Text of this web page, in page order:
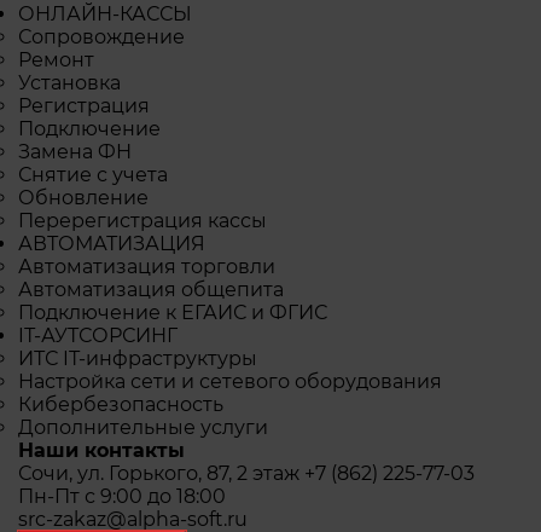
ОНЛАЙН-КАССЫ
Сопровождение
Ремонт
Установка
Регистрация
Подключение
Замена ФН
Снятие с учета
Обновление
Перерегистрация кассы
АВТОМАТИЗАЦИЯ
Автоматизация торговли
Автоматизация общепита
Подключение к ЕГАИС и ФГИС
IТ-АУТСОРСИНГ
ИТС IТ-инфраструктуры
Настройка сети и сетевого оборудования
Кибербезопасность
Дополнительные услуги
Наши контакты
Сочи, ул. Горького, 87, 2 этаж +7 (862) 225-77-03
Пн-Пт с 9:00 до 18:00
src-zakaz@alpha-soft.ru